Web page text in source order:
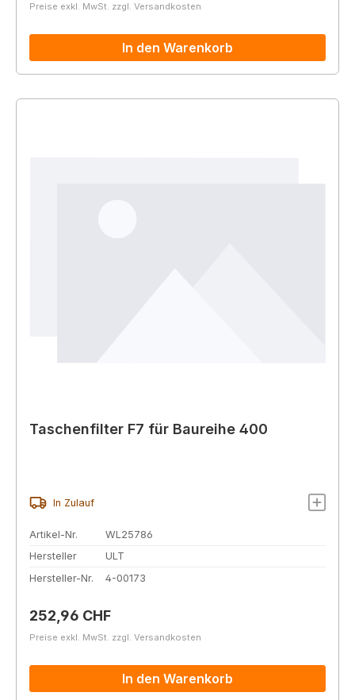
Preise exkl. MwSt. zzgl. Versandkosten
In den Warenkorb
Taschenfilter F7 für Baureihe 400
In Zulauf
Artikel-Nr.
WL25786
Hersteller
ULT
Hersteller-Nr.
4-00173
Regulärer Preis:
252,96 CHF
Preise exkl. MwSt. zzgl. Versandkosten
In den Warenkorb